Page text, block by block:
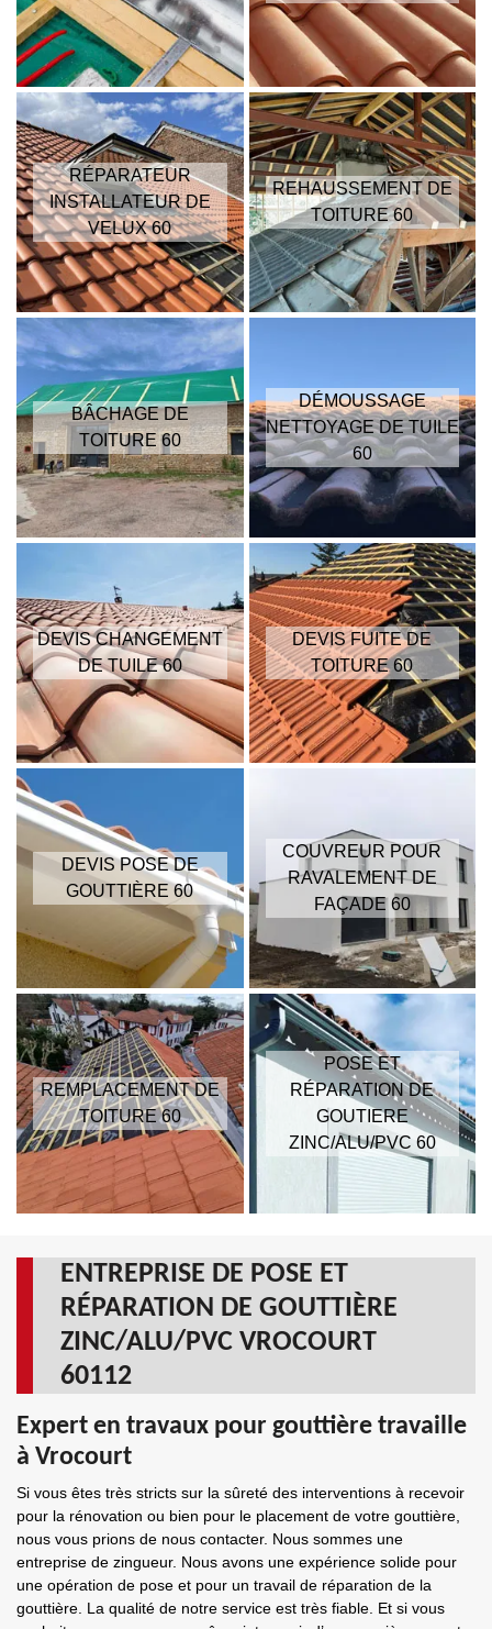
RÉPARATEUR
INSTALLATEUR DE
VELUX 60
REHAUSSEMENT DE
TOITURE 60
BÂCHAGE DE
TOITURE 60
DÉMOUSSAGE
NETTOYAGE DE TUILE
60
DEVIS CHANGEMENT
DE TUILE 60
DEVIS FUITE DE
TOITURE 60
DEVIS POSE DE
GOUTTIÈRE 60
COUVREUR POUR
RAVALEMENT DE
FAÇADE 60
REMPLACEMENT DE
TOITURE 60
POSE ET
RÉPARATION DE
GOUTIERE
ZINC/ALU/PVC 60
ENTREPRISE DE POSE ET
RÉPARATION DE GOUTTIÈRE
ZINC/ALU/PVC VROCOURT
60112
Expert en travaux pour gouttière travaille
à Vrocourt
Si vous êtes très stricts sur la sûreté des interventions à recevoir
pour la rénovation ou bien pour le placement de votre gouttière,
nous vous prions de nous contacter. Nous sommes une
entreprise de zingueur. Nous avons une expérience solide pour
une opération de pose et pour un travail de réparation de la
gouttière. La qualité de notre service est très fiable. Et si vous